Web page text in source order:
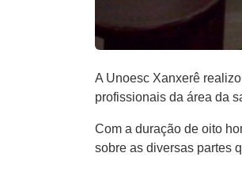
A Unoesc Xanxerê
profissionais da área da
Com a duração de oito
sobre as diversas partes